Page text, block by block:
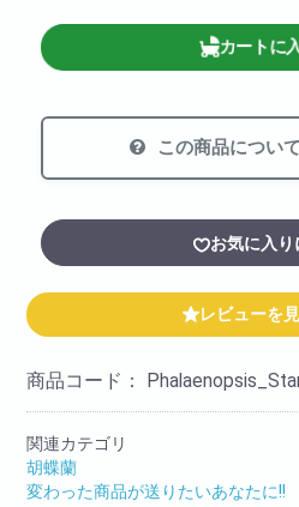
カートに
この商品につい
お気に入り
レビューを
商品コード：
関連カテゴリ
胡蝶蘭
変わった商品が送りたいあなたに!!